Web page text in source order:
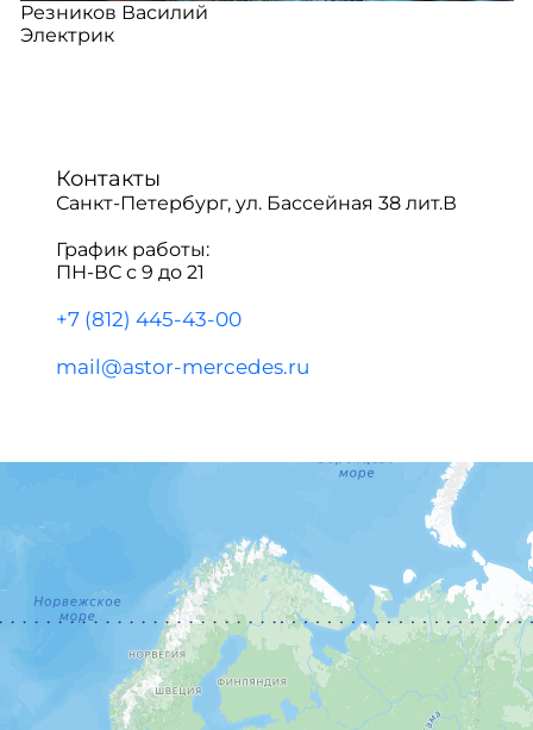
Резников Василий
Электрик
Контакты
Санкт-Петербург, ул. Бассейная 38 лит.В
График работы:
ПН-ВС с 9 до 21
+7 (812) 445-43-00
mail@astor-mercedes.ru